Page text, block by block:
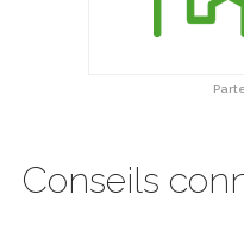
Conseils